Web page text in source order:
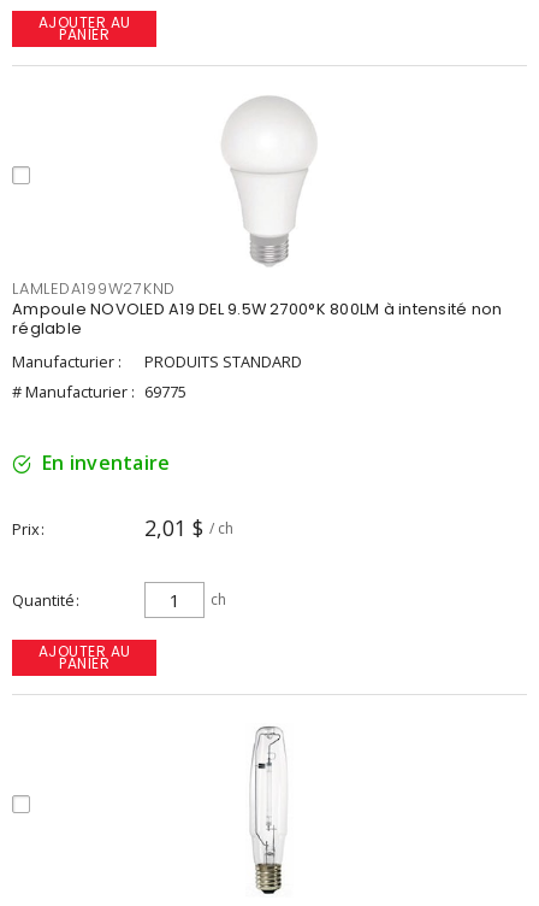
AJOUTER AU
PANIER
LAMLEDA199W27KND
Ampoule NOVOLED A19 DEL 9.5W 2700°K 800LM à intensité non
réglable
Manufacturier :
PRODUITS STANDARD
# Manufacturier : 69775
En inventaire
Prix 2,01 $ / ch
Quantité ch
AJOUTER AU
PANIER